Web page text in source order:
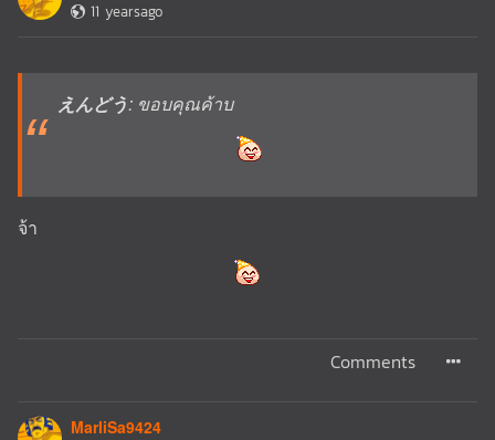
11 yearsago
えんどう: ขอบคุณค้าบ
จ้า
Comments
MarliSa9424